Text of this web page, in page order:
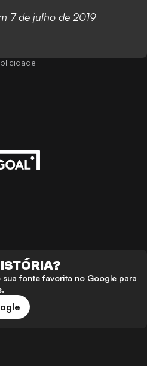
7 de julho de 2019
fonte favorita no Google para